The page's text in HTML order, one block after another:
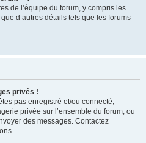
de l’équipe du forum, y compris les
d’autres détails tels que les forums
privés !
pas enregistré et/ou connecté,
privée sur l’ensemble du forum, ou
des messages. Contactez